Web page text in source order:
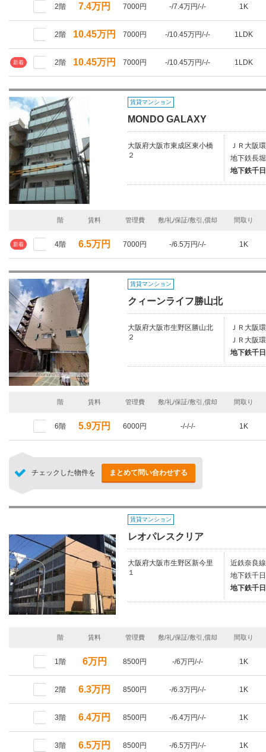
2階 7.4万円 7000円 -/7.4万円/-/- 1K
2階 10.45万円 7000円 -/10.45万円/-/- 1LDK
新着 2階 10.45万円 7000円 -/10.45万円/-/- 1LDK
賃貸マンション
MONDO GALAXY
大阪府大阪市東成区東小橋
２
ＪＲ大阪
地下鉄長
地下鉄千
階 賃料 管理費 敷/礼/保証/敷引,償却 間取り
新着 4階 6.5万円 7000円 -/6.5万円/-/- 1K
賃貸マンション
クィーンライフ勝山北
大阪府大阪市生野区勝山北
２
ＪＲ大阪
ＪＲ大阪
地下鉄千
階 賃料 管理費 敷/礼/保証/敷引,償却 間取り
6階 5.9万円 6000円 -/-/-/- 1K
チェックした物件を まとめて問い合わせする
賃貸マンション
レオパレスクリア
大阪府大阪市生野区新今里
１
近鉄奈良
地下鉄千
地下鉄千
階 賃料 管理費 敷/礼/保証/敷引,償却 間取り
1階 6万円 8500円 -/6万円/-/- 1K
2階 6.3万円 8500円 -/6.3万円/-/- 1K
3階 6.4万円 8500円 -/6.4万円/-/- 1K
3階 6.5万円 8500円 -/6.5万円/-/- 1K